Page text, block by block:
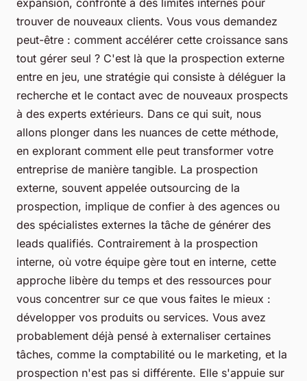
expansion, confronté à des limites internes pour
trouver de nouveaux clients. Vous vous demandez
peut-être : comment accélérer cette croissance sans
tout gérer seul ? C'est là que la prospection externe
entre en jeu, une stratégie qui consiste à déléguer la
recherche et le contact avec de nouveaux prospects
à des experts extérieurs. Dans ce qui suit, nous
allons plonger dans les nuances de cette méthode,
en explorant comment elle peut transformer votre
entreprise de manière tangible. La prospection
externe, souvent appelée outsourcing de la
prospection, implique de confier à des agences ou
des spécialistes externes la tâche de générer des
leads qualifiés. Contrairement à la prospection
interne, où votre équipe gère tout en interne, cette
approche libère du temps et des ressources pour
vous concentrer sur ce que vous faites le mieux :
développer vos produits ou services. Vous avez
probablement déjà pensé à externaliser certaines
tâches, comme la comptabilité ou le marketing, et la
prospection n'est pas si différente. Elle s'appuie sur